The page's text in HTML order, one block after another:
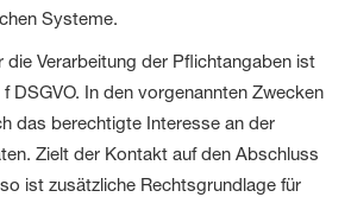
Systeme.
die Verarbeitung der Pflichtangaben ist
DSGVO. In den vorgenannten Zwecken
das berechtigte Interesse an der
Zielt der Kontakt auf den Abschluss
ist zusätzliche Rechtsgrundlage für